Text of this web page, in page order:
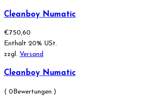
Cleanboy Numatic
€750,60
Enthält 20% USt.
zzgl. Versand
Cleanboy Numatic
( 0Bewertungen )